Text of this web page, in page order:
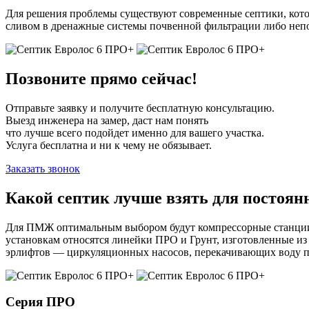
Для решения проблемы существуют современные септики,
сливом в дренажные системы почвенной фильтрации либо
Позвоните прямо сейчас!
Отправьте заявку и получите бесплатную консультацию.
Выезд инженера на замер, даст нам понять
что лучше всего подойдет именно для вашего участка.
Услуга бесплатна и ни к чему не обязывает.
Заказать звонок
Какой септик лучше взять для
Для ПМЖ оптимальным выбором будут компрессорные станции
установкам относятся линейки ПРО и Грунт, изготовленные
эрлифтов — циркуляционных насосов, перекачивающих воду
Серия ПРО